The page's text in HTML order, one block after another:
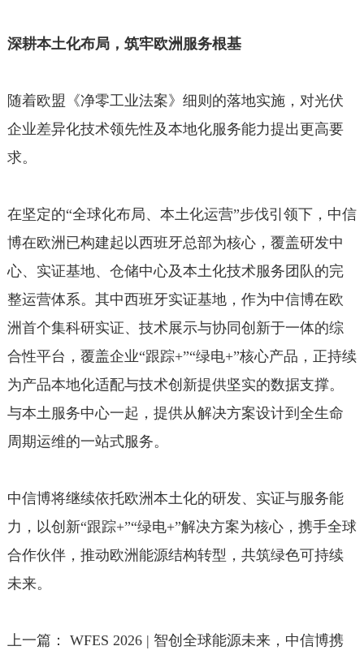
深耕本土化布局，筑牢欧洲服务根基
随着欧盟《净零工业法案》细则的落地实施，对光伏
企业差异化技术领先性及本地化服务能力提出更高要
求。
在坚定的“全球化布局、本土化运营”步伐引领下，中信
博在欧洲已构建起以西班牙总部为核心，覆盖研发中
心、实证基地、仓储中心及本土化技术服务团队的完
整运营体系。其中西班牙实证基地，作为中信博在欧
洲首个集科研实证、技术展示与协同创新于一体的综
合性平台，覆盖企业“跟踪+”“绿电+”核心产品，正持续
为产品本地化适配与技术创新提供坚实的数据支撑。
与本土服务中心一起，提供从解决方案设计到全生命
周期运维的一站式服务。
中信博将继续依托欧洲本土化的研发、实证与服务能
力，以创新“跟踪+”“绿电+”解决方案为核心，携手全球
合作伙伴，推动欧洲能源结构转型，共筑绿色可持续
未来。
上一篇：
WFES 2026 | 智创全球能源未来，中信博携